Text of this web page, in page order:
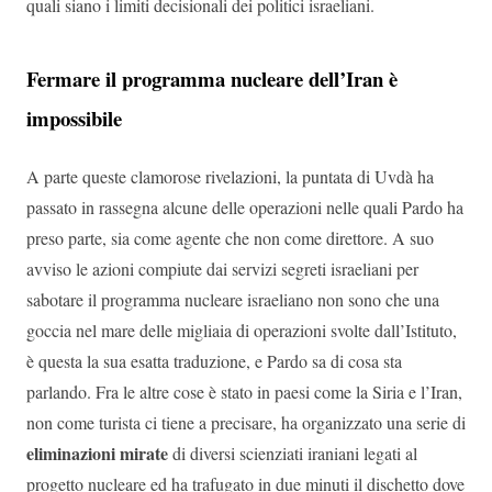
quali siano i limiti decisionali dei politici israeliani.
Fermare il programma nucleare dell’Iran è
impossibile
A parte queste clamorose rivelazioni, la puntata di Uvdà ha
passato in rassegna alcune delle operazioni nelle quali Pardo ha
preso parte, sia come agente che non come direttore. A suo
avviso le azioni compiute dai servizi segreti israeliani per
sabotare il programma nucleare israeliano non sono che una
goccia nel mare delle migliaia di operazioni svolte dall’Istituto,
è questa la sua esatta traduzione, e Pardo sa di cosa sta
parlando. Fra le altre cose è stato in paesi come la Siria e l’Iran,
non come turista ci tiene a precisare, ha organizzato una serie di
eliminazioni miratedi diversi scienziati iraniani legati al
progetto nucleare ed ha trafugato in due minuti il dischetto dove